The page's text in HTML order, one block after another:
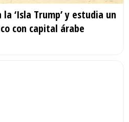
‘Isla Trump’ y estudia un
con capital árabe